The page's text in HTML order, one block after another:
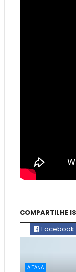
COMPARTILHE
Facebook
AITANA